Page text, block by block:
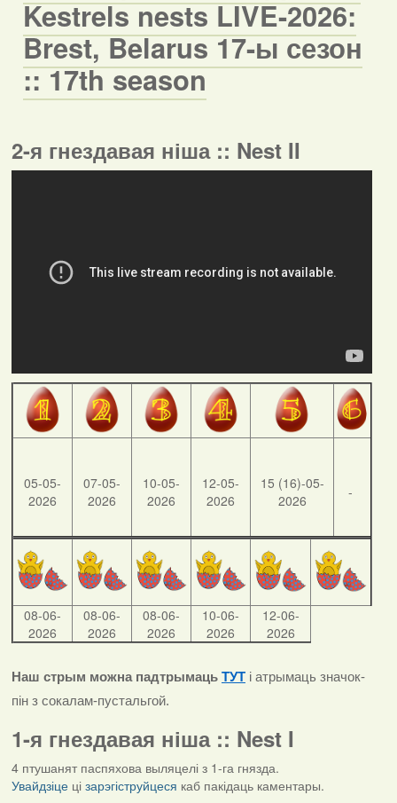
Kestrels nests LIVE-2026:
Brest, Belarus 17-ы сезон
:: 17th season
2-я гнездавая ніша :: Nest II
05-05-
2026
07-05-
2026
10-05-
2026
12-05-
2026
15 (16)-05-
2026
-
08-06-
2026
08-06-
2026
08-06-
2026
10-06-
2026
12-06-
2026
Наш стрым можна падтрымаць ТУТ і атрымаць значок-
пін з сокалам-пустальгой.
1-я гнездавая ніша :: Nest I
4 птушанят паспяхова выляцелі з 1-га гнязда.
Увайдзіцеці зарэгіструйцеся каб пакідаць каментары.